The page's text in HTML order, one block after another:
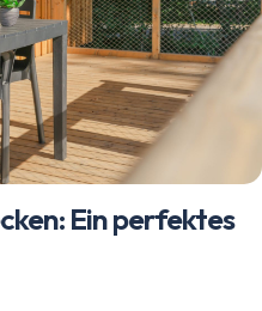
Ein perfektes